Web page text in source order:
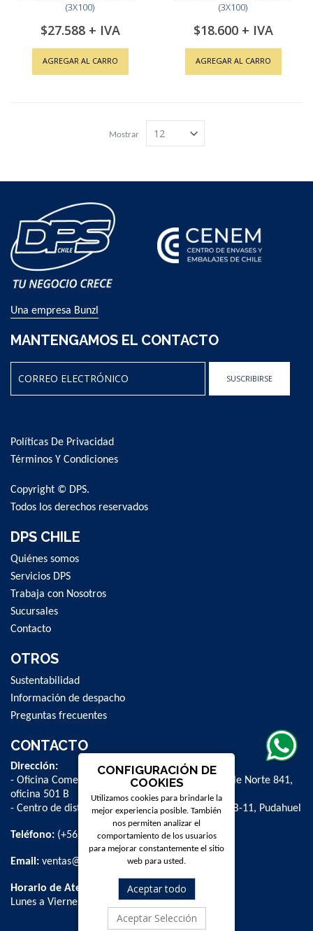
(3X100)
$27.588
AGREGAR AL CARRO
(3X100)
$18.600
AGREGAR AL CARRO
Mostrar
Una empresa Bunzl
MANTENGAMOS EL CONTACTO
Our
Newsletter:
SUSCRIBIRSE
Políticas De Privacidad
Términos Y Condiciones
Copyright © DPS.
Todos los derechos reservados
DPS CHILE
Quiénes somos
Servicios DPS
Trabaja con Nosotros
Sucursales
Contacto
OTROS
Sustentabilidad
Información de despacho
Preguntas frecuentes
CONTACTO
Dirección:
- Oficina Comercial y administrativa: Avenida Valle Norte 841,
oficina 501 B
- Centro de distribución: La Farfana 500, bodega B-11, Pudahuel
Teléfono: (+56 2) 2 584 8900
Email: ventas@dpschile.cl
Horario de Atención:
Lunes a Viernes / 09:00 a 16:00 hrs
CONFIGURACIÓN DE
COOKIES
Utilizamos cookies para brindarle la
mejor experiencia posible. También
nos permiten analizar el
comportamiento de los usuarios
para mejorar constantemente el sitio
web para usted.
Aceptar todo
Aceptar Selección